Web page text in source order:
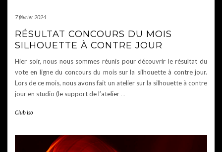
7 février 2024
RÉSULTAT CONCOURS DU MOIS
SILHOUETTE À CONTRE JOUR
Hier soir, nous nous sommes réunis pour découvrir le résultat du
vote en ligne du concours du mois sur la silhouette à contre jour.
Lors de ce mois, nous avons fait un atelier sur la silhouette à contre
jour en studio (le support de l’atelier …
Club Iso